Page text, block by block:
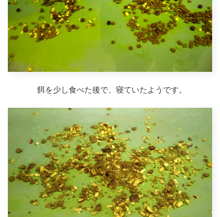
餌を少し食べた後で、寝ていたようです。